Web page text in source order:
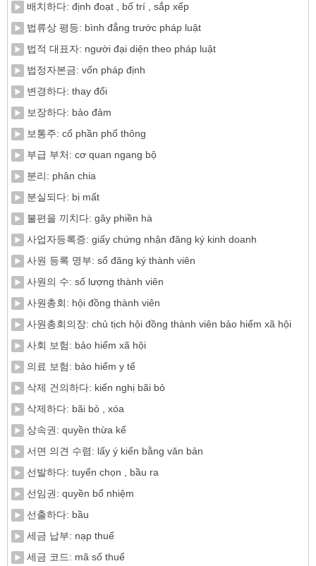
배치하다: định đoạt , bố trí , sắp xếp
법류상 평등: bình đẳng trước pháp luật
법적 대표자: người đại diện theo pháp luật
법정자본금: vốn pháp định
변경하다: thay đổi
보장하다: bảo đảm
보통주: cổ phần phổ thông
부급 부처: cơ quan ngang bộ
분리: phân chia
분실되다: bị mất
불편을 끼치다: gây phiền hà
사업자등록증: giấy chứng nhận đăng ký kinh doanh
사원 등록 명부: sổ đăng ký thành viên
사원의 수: số lượng thành viên
사원총회: hội đồng thành viên
사원총회의장: chủ tịch hội đồng thành viên bảo hiểm xã hội
사회 보험: bảo hiểm xã hội
의료 보험: bảo hiểm y tế
삭제 건의하다: kiến nghị bãi bỏ
삭제하다: bãi bỏ , xóa
상속권: quyền thừa kế
서면 의견 수렴: lấy ý kiến bằng văn bản
선발하다: tuyển chọn , bầu ra
선임권: quyền bổ nhiệm
선출하다: bầu
세금 납부: nạp thuế
세금 코드: mã số thuế